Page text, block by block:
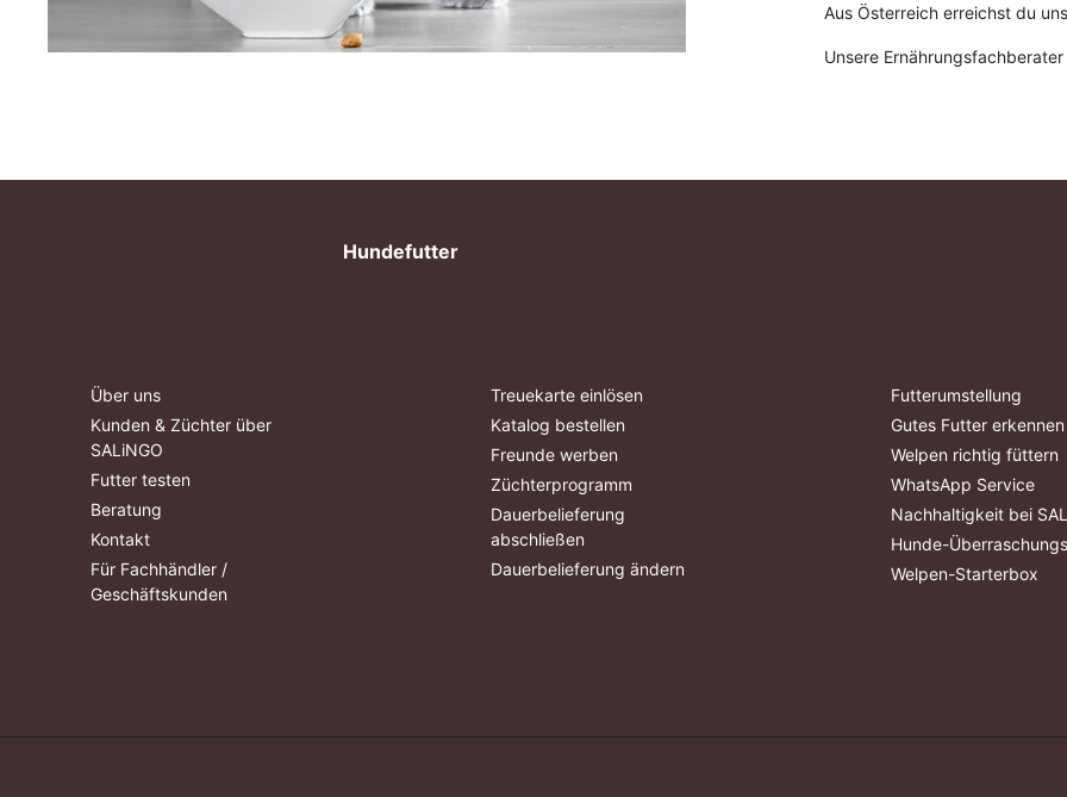
Aus Österreich erreichst du
Unsere
Hundefutter
Über uns
Kunden & Züchter über
SALiNGO
Futter testen
Beratung
Kontakt
Für Fachhändler /
Geschäftskunden
Treuekarte einlösen
Katalog bestellen
Freunde werben
Züchterprogramm
Dauerbelieferung
abschließen
Dauerbelieferung ändern
Futterumstellung
Gutes Futter erkennen
Welpen richtig füttern
WhatsApp Service
Nachhaltigkeit bei
Hunde-
Welpen-Starterbox